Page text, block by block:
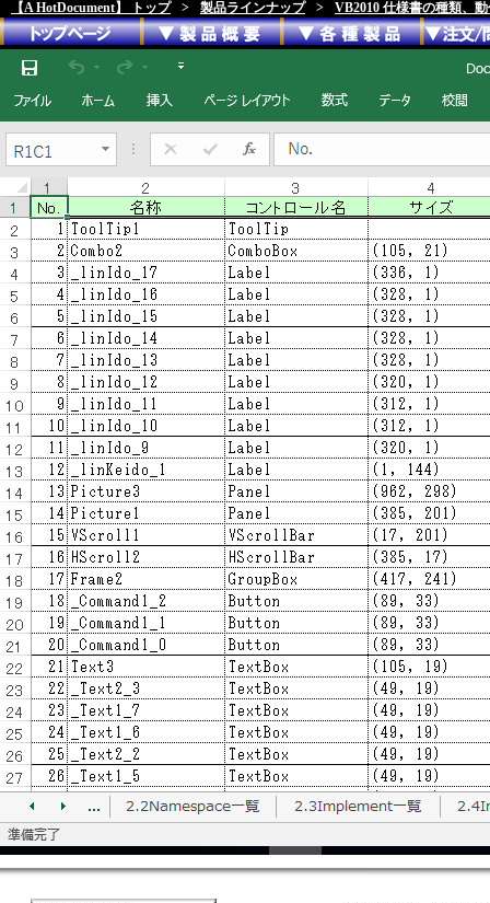
【A HotDocument】 トップ > 製品ラインナップ > VB2010 仕様書の種類、